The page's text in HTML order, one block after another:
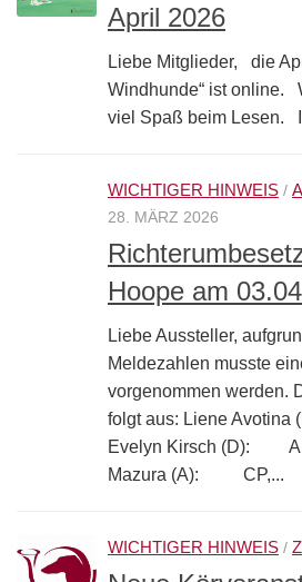
April 2026
Liebe Mitglieder, die
Windhunde“ ist online.
viel Spaß beim Lesen.
WICHTIGER HINWEIS /
28. MÄRZ 2026
Hoope am
Liebe Aussteller,
Meldezahlen musste
vorgenommen werden.
folgt aus: Liene
Evelyn Kirsch (D): A,
Mazura (A): CP,...
WICHTIGER HINWEIS /